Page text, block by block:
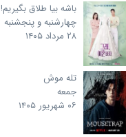
باشه بیا طلاق بگیریم!
چهارشنبه و پنجشنبه
۲۸ مرداد ۱۴۰۵
تله موش
جمعه
۰۶ شهریور ۱۴۰۵